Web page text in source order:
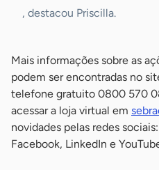
, destacou Priscilla.
Mais informações sobre as
podem ser encontradas no
telefone gratuito 0800 570
acessar a loja virtual em
novidades pelas redes
Facebook, LinkedIn e